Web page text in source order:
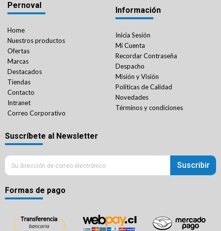
Pernoval
Home
Nuestros productos
Ofertas
Marcas
Destacados
Tiendas
Contacto
Intranet
Correo Corporativo
Información
Inicia Sesión
Mi Cuenta
Recordar Contraseña
Despacho
Misión y Visión
Políticas de Calidad
Novedades
Términos y condiciones
Suscríbete al Newsletter
Suscribir
Formas de pago